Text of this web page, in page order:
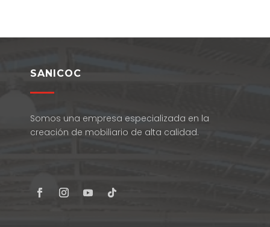
SANICOC
Somos una empresa especializada en la
creación de mobiliario de alta calidad.